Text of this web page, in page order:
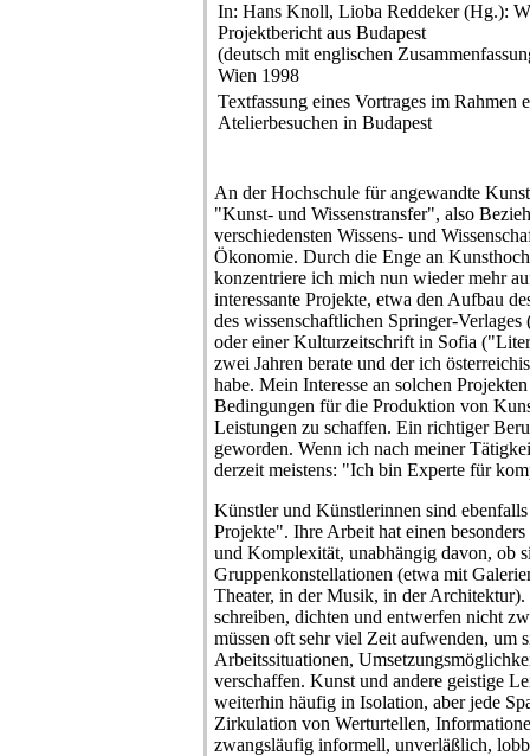
In: Hans Knoll, Lioba Reddeker (Hg.):
Projektbericht aus Budapest
(deutsch mit englischen
Wien 1998
Textfassung eines Vortrages im Rahmen
Atelierbesuchen in Budapest
An der Hochschule für angewandte
"Kunst- und Wissenstransfer", also
verschiedensten Wissens- und
Ökonomie. Durch die Enge an
konzentriere ich mich nun wieder mehr
interessante Projekte, etwa den Aufbau
des wissenschaftlichen Springer-
oder einer Kulturzeitschrift in Sofia
zwei Jahren berate und der ich
habe. Mein Interesse an solchen
Bedingungen für die Produktion von
Leistungen zu schaffen. Ein richtiger
geworden. Wenn ich nach meiner
derzeit meistens: "Ich bin Experte für
Künstler und Künstlerinnen sind
Projekte". Ihre Arbeit hat einen
und Komplexität, unabhängig davon, ob
Gruppenkonstellationen (etwa mit
Theater, in der Musik, in der
schreiben, dichten und entwerfen nicht
müssen oft sehr viel Zeit aufwenden, um
Arbeitssituationen,
verschaffen. Kunst und andere geistige
weiterhin häufig in Isolation, aber jede
Zirkulation von Werturtellen,
zwangsläufig informell, unverläßlich,